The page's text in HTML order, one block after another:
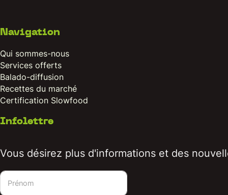
Navigation
Qui sommes-nous
Services offerts
Balado-diffusion
Recettes du marché
Certification Slowfood
Infolettre
Vous désirez plus d'informations et des